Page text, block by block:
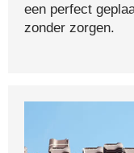
een perfect
zonder zorgen.